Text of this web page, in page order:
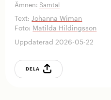
Ämnen:Samtal
Text: Johanna Wiman
Foto: Matilda Hildingsson
Uppdaterad 2026-05-22
DELA